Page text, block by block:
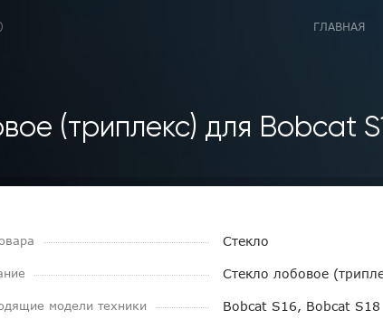
ГЛАВНАЯ
(триплекс) для Bobcat
Стекло
Стекло лобовое
модели техники Bobcat S16, Bobcat S18